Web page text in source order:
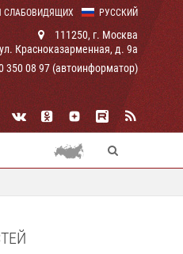
РУССКИЙ
СЛАБОВИДЯЩИХ
111250, г. Москва
ул. Красноказарменная, д. 9а
350 08 97 (автоинформатор)